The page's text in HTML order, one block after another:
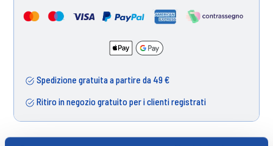
Spedizione gratuita a partire da 49 €
Ritiro in negozio gratuito per i clienti registrati